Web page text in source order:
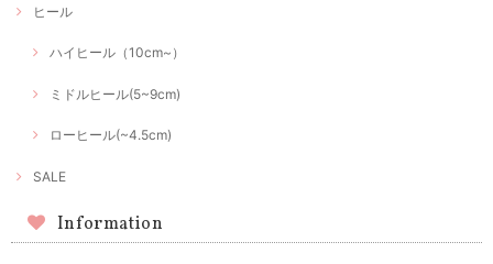
ヒール
ハイヒール（10cm~）
ミドルヒール(5~9cm)
ローヒール(~4.5cm)
SALE
Information